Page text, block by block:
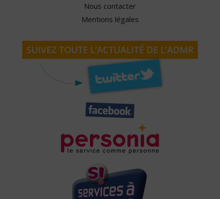
Nous contacter
Mentions légales